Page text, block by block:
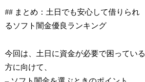
## まとめ：土日でも安心して借りられ
るソフト闇金優良ランキング
今回は、土日に資金が必要で困っている
方に向けて、